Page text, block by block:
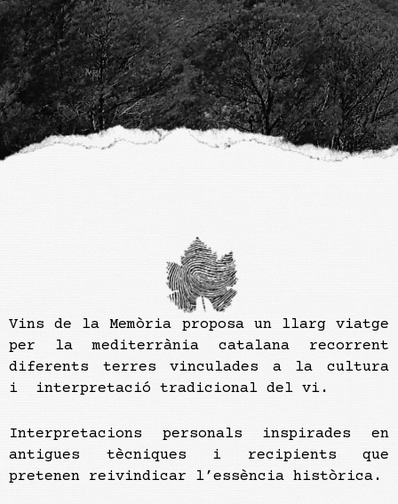
Vins de la Memòria proposa un llarg viatge
per la mediterrània catalana recorrent
diferents terres vinculades a la cultura
i interpretació tradicional del vi.
Interpretacions personals inspirades en
antigues tècniques i recipients que
pretenen reivindicar l’essència històrica.